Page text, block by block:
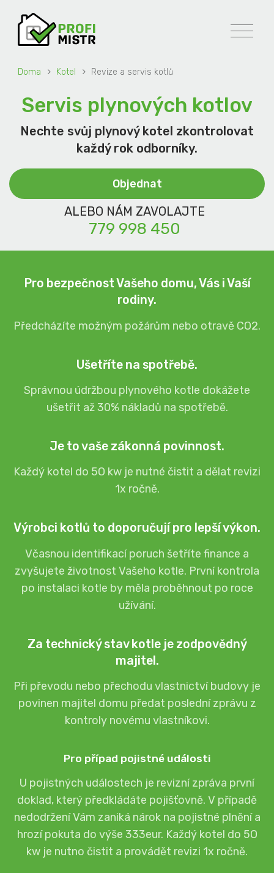
Doma Kotel Revize a servis kotlů
Servis plynových kotlov
Nechte svůj plynový kotel zkontrolovat
každý rok odborníky.
Objednat
ALEBO NÁM ZAVOLAJTE
779 998 450
Pro bezpečnost Vašeho domu, Vás i Vaší
rodiny.
Předcházíte možným požárům nebo otravě CO2.
Ušetříte na spotřebě.
Správnou údržbou plynového kotle dokážete
ušetřit až 30% nákladů na spotřebě.
Je to vaše zákonná povinnost.
Každý kotel do 5O kw je nutné čistit a dělat revizi
1x ročně.
Výrobci kotlů to doporučují pro lepší výkon.
Včasnou identifikací poruch šetříte finance a
zvyšujete životnost Vašeho kotle. První kontrola
po instalaci kotle by měla proběhnout po roce
užívání.
Za technický stav kotle je zodpovědný
majitel.
Při převodu nebo přechodu vlastnictví budovy je
povinen majitel domu předat poslední zprávu z
kontroly novému vlastníkovi.
Pro případ pojistné události
U pojistných událostech je revizní zpráva první
doklad, který předkládáte pojišťovně. V případě
nedodržení Vám zaniká nárok na pojistné plnění a
hrozí pokuta do výše 333eur. Každý kotel do 5O
kw je nutno čistit a provádět revizi 1x ročně.